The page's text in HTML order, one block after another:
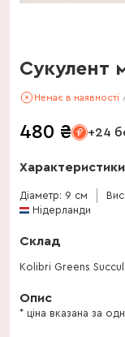
Сукулент
Немає в наявності
480 ₴ +24
Характеристики
Діаметр: 9 см
Нідерланди
Склад
Kolibri Greens
Опис
* ціна вказана за